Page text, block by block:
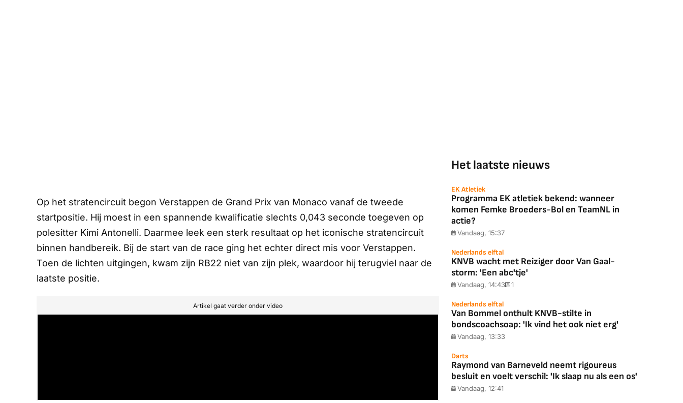
Op het stratencircuit begon Verstappen de Grand Prix van Monaco vanaf de tweede
startpositie. Hij moest in een spannende kwalificatie slechts 0,043 seconde toegeven op
polesitter Kimi Antonelli. Daarmee leek een sterk resultaat op het iconische stratencircuit
binnen handbereik. Bij de start van de race ging het echter direct mis voor Verstappen.
Toen de lichten uitgingen, kwam zijn RB22 niet van zijn plek, waardoor hij terugviel naar de
laatste positie.
Artikel gaat verder onder video
Het laatste nieuws
EK Atletiek
Programma EK atletiek bekend: wanneer
komen Femke Broeders-Bol en TeamNL in
actie?
Vandaag, 15:37
Nederlands elftal
KNVB wacht met Reiziger door Van Gaal-
storm: 'Een abc'tje'
Vandaag, 14:43 1
Nederlands elftal
Van Bommel onthult KNVB-stilte in
bondscoachsoap: 'Ik vind het ook niet erg'
Vandaag, 13:33
Darts
Raymond van Barneveld neemt rigoureus
besluit en voelt verschil: 'Ik slaap nu als een os'
Vandaag, 12:41